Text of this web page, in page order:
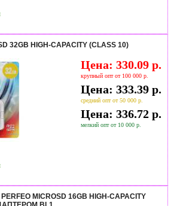
32GB HIGH-CAPACITY (CLASS 10)
Цена: 330.09 р.
крупный опт от 100 000 р.
Цена: 333.39 р.
средний опт от 50 000 р.
Цена: 336.72 р.
мелкий опт от 10 000 р.
MICROSD 16GB HIGH-CAPACITY